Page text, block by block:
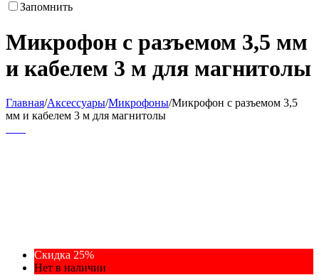
Запомнить
Микрофон с разъемом 3,5 мм
и кабелем 3 м для магнитолы
Главная/Аксессуары/Микрофоны/Микрофон с разъемом 3,5
мм и кабелем 3 м для магнитолы
Скидка 25%
Нет в наличии